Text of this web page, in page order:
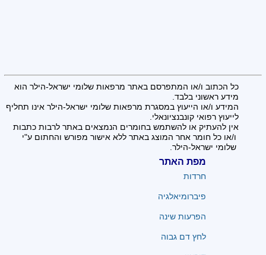
כל הכתוב ו/או המתפרסם באתר מרפאות שלומי ישראל-הילר הוא
מידע ראשוני בלבד.
המידע ו/או הייעוץ במסגרת מרפאות שלומי ישראל-הילר אינו תחליף
לייעוץ רפואי קונבנציונאלי.
אין להעתיק או להשתמש בחומרים הנמצאים באתר לרבות כתבות
ו/או כל חומר אחר המוצג באתר ללא אישור מפורש והחתום ע"י
שלומי ישראל-הילר.
מפת האתר
חרדות
פיברומיאלגיה
הפרעות שינה
לחץ דם גבוה